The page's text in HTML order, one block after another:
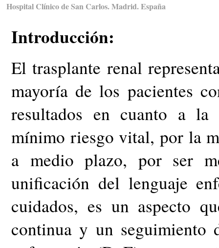
Hospital Clínico de San Carlos. Madrid. España
Introducción:
El trasplante renal
mayoría de los pacientes
resultados en cuanto a
mínimo riesgo vital, por la
a medio plazo, por ser
unificación del lenguaje
cuidados, es un aspecto
continua y un seguimiento